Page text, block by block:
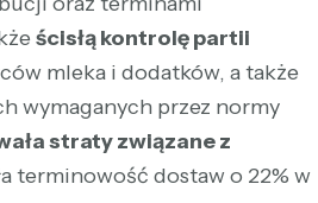
ścisłą kontrolę partii
mleka i dodatków, a także
wymaganych przez normy
straty związane z
terminowość dostaw o 22% w